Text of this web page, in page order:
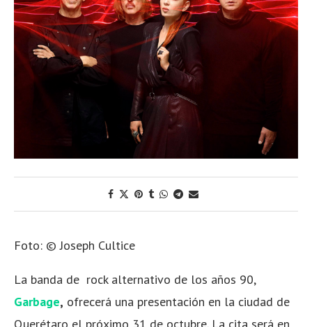
Foto: ©Joseph Cultice
La banda de rock alternativo de los años 90,
Garbage, ofrecerá una presentación en la ciudad de
Querétaro el próximo 31 de octubre. La cita será en